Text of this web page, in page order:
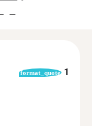
format_quote 1